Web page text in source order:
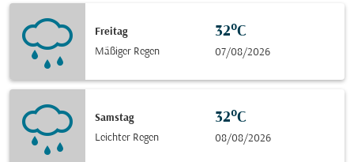
Freitag
Mäßiger Regen
32°C
07/08/2026
Samstag
Leichter Regen
32°C
08/08/2026